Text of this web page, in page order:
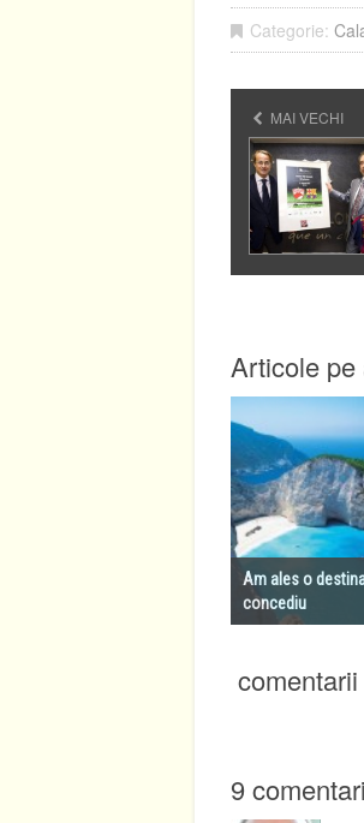
Categorie:
MAI VECHI
Articole
Am ales o
concediu
9